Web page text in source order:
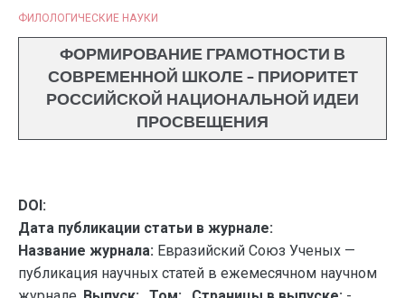
ФИЛОЛОГИЧЕСКИЕ НАУКИ
ФОРМИРОВАНИЕ ГРАМОТНОСТИ В
СОВРЕМЕННОЙ ШКОЛЕ – ПРИОРИТЕТ
РОССИЙСКОЙ НАЦИОНАЛЬНОЙ ИДЕИ
ПРОСВЕЩЕНИЯ
DOI:
Дата публикации статьи в журнале:
Название журнала: Евразийский Союз Ученых —
публикация научных статей в ежемесячном научном